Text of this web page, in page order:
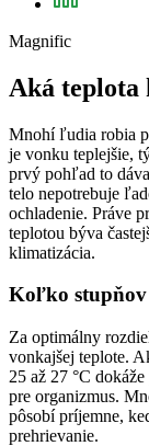
Magnific
Aká teplota
Mnohí ľudia robia
je vonku teplejšie,
prvý pohľad to
telo nepotrebuje
ochladenie. Práve
teplotou býva
klimatizácia.
Koľko
Za optimálny
vonkajšej teplote.
25 až 27 °C
pre organizmus.
pôsobí príjemne,
prehrievanie.